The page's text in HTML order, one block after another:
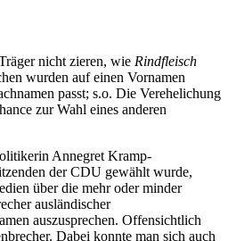
nicht zieren, wie Rindfleisch
wurden auf einen Vornamen
passt; s.o. Die Verehelichung
zur Wahl eines anderen
Annegret Kramp-
der CDU gewählt wurde,
über die mehr oder minder
ausländischer
auszusprechen. Offensichtlich
Dabei konnte man sich auch